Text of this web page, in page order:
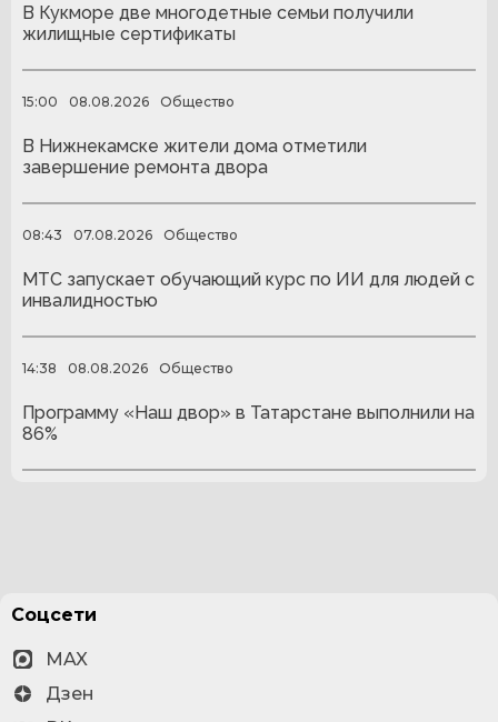
В Кукморе две многодетные семьи получили
жилищные сертификаты
15:00 08.08.2026 Общество
В Нижнекамске жители дома отметили
завершение ремонта двора
08:43 07.08.2026 Общество
МТС запускает обучающий курс по ИИ для людей с
инвалидностью
14:38 08.08.2026 Общество
Программу «Наш двор» в Татарстане выполнили на
86%
Соцсети
MAX
Дзен